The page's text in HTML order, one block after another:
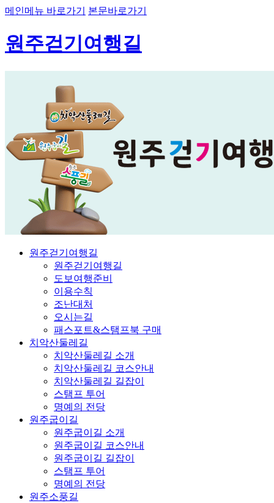
메인메뉴 바로가기 본문바로가기
원주걷기여행길
원주걷기여행길
원주걷기여행길
도보여행준비
이용수칙
조난대처
오시는길
패스포트&스탬프북 구매
치악산둘레길
치악산둘레길 소개
치악산둘레길 코스안내
치악산둘레길 길잡이
스탬프 투어
명예의 전당
원주굽이길
원주굽이길 소개
원주굽이길 코스안내
원주굽이길 길잡이
스탬프 투어
명예의 전당
원주소풍길